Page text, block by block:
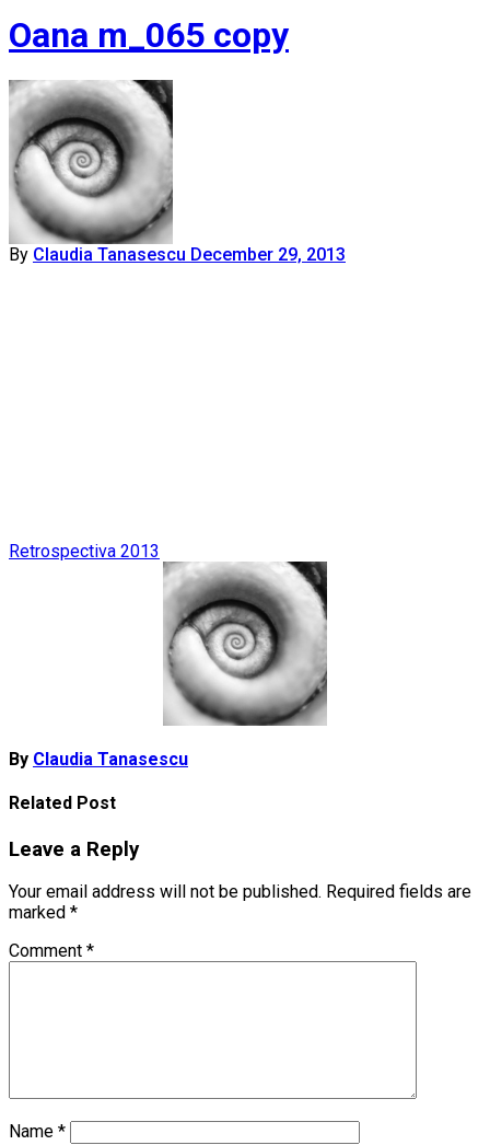
Oana m_065 copy
By Claudia Tanasescu December 29, 2013
Post
Retrospectiva 2013
By Claudia Tanasescu
Related Post
Leave a Reply
Your email address will not be published. Required fields are
marked *
Comment *
Name *